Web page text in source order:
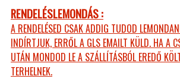
RENDELÉSLEMONDÁS :
A RENDELÉSED CSAK ADDIG TUDOD
INDÍRTJUK, ERRŐL A GLS EMAILT KÜLD. HA A
UTÁN MONDOD LE A SZÁLLÍTÁSBÓL EREDŐ
TERHELNEK.